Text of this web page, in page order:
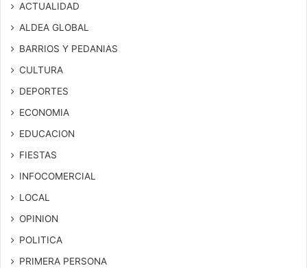
ACTUALIDAD
ALDEA GLOBAL
BARRIOS Y PEDANIAS
CULTURA
DEPORTES
ECONOMIA
EDUCACION
FIESTAS
INFOCOMERCIAL
LOCAL
OPINION
POLITICA
PRIMERA PERSONA